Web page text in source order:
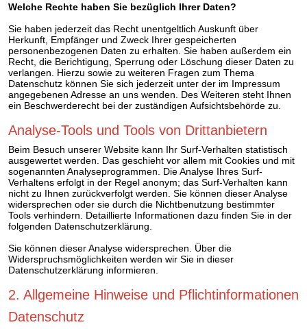
Welche Rechte haben Sie bezüglich Ihrer Daten?
Sie haben jederzeit das Recht unentgeltlich Auskunft über
Herkunft, Empfänger und Zweck Ihrer gespeicherten
personenbezogenen Daten zu erhalten. Sie haben außerdem ein
Recht, die Berichtigung, Sperrung oder Löschung dieser Daten zu
verlangen. Hierzu sowie zu weiteren Fragen zum Thema
Datenschutz können Sie sich jederzeit unter der im Impressum
angegebenen Adresse an uns wenden. Des Weiteren steht Ihnen
ein Beschwerderecht bei der zuständigen Aufsichtsbehörde zu.
Analyse-Tools und Tools von Drittanbietern
Beim Besuch unserer Website kann Ihr Surf-Verhalten statistisch
ausgewertet werden. Das geschieht vor allem mit Cookies und mit
sogenannten Analyseprogrammen. Die Analyse Ihres Surf-
Verhaltens erfolgt in der Regel anonym; das Surf-Verhalten kann
nicht zu Ihnen zurückverfolgt werden. Sie können dieser Analyse
widersprechen oder sie durch die Nichtbenutzung bestimmter
Tools verhindern. Detaillierte Informationen dazu finden Sie in der
folgenden Datenschutzerklärung.
Sie können dieser Analyse widersprechen. Über die
Widerspruchsmöglichkeiten werden wir Sie in dieser
Datenschutzerklärung informieren.
2. Allgemeine Hinweise und Pflichtinformationen
Datenschutz